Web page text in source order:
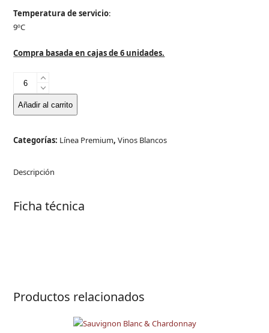
Temperatura de servicio:
9ºC
Compra basada en cajas de 6 unidades.
Blue
cantidad
Añadir al carrito
Categorías: Línea Premium,Vinos Blancos
Descripción
Ficha técnica
Productos relacionados